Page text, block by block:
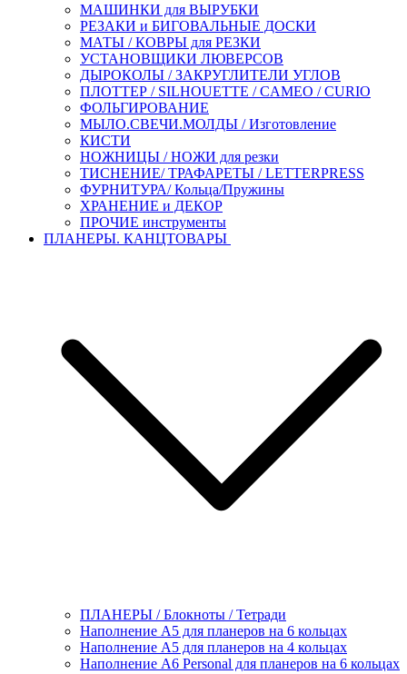
МАШИНКИ для ВЫРУБКИ
РЕЗАКИ и БИГОВАЛЬНЫЕ ДОСКИ
МАТЫ / КОВРЫ для РЕЗКИ
УСТАНОВЩИКИ ЛЮВЕРСОВ
ДЫРОКОЛЫ / ЗАКРУГЛИТЕЛИ УГЛОВ
ПЛОТТЕР / SILHOUETTE / CAMEO / CURIO
ФОЛЬГИРОВАНИЕ
МЫЛО.СВЕЧИ.МОЛДЫ / Изготовление
КИСТИ
НОЖНИЦЫ / НОЖИ для резки
ТИСНЕНИЕ/ ТРАФАРЕТЫ / LETTERPRESS
ФУРНИТУРА/ Кольца/Пружины
ХРАНЕНИЕ и ДЕКОР
ПРОЧИЕ инструменты
ПЛАНЕРЫ. КАНЦТОВАРЫ
ПЛАНЕРЫ / Блокноты / Тетради
Наполнение А5 для планеров на 6 кольцах
Наполнение А5 для планеров на 4 кольцах
Наполнение А6 Personal для планеров на 6 кольцах